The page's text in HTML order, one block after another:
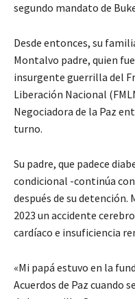
segundo mandato de
Desde entonces, su
Montalvo padre, quien
insurgente guerrilla del
Liberación Nacional
Negociadora de la Paz
turno.
Su padre, que padece
condicional -continúa
después de su
2023 un accidente
cardíaco e insuficiencia
«Mi papá estuvo en la
Acuerdos de Paz cuando